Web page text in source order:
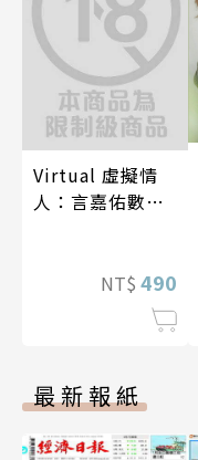
Virtual 虛擬情
人：言嘉佑數位
NT$ 490
最新報紙